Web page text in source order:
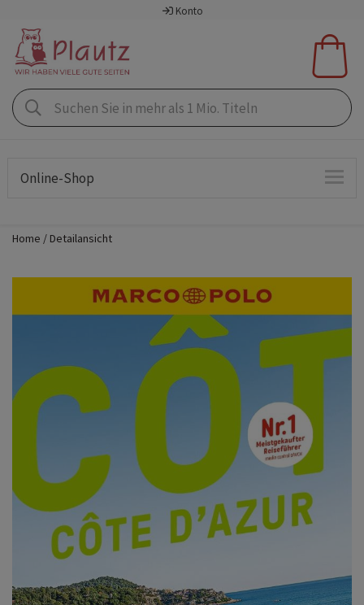
Konto
Online-Shop
Home Detailansicht